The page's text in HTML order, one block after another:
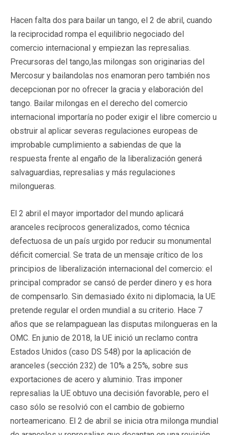
Hacen falta dos para bailar un tango, el 2 de abril, cuando
la reciprocidad rompa el equilibrio negociado del
comercio internacional y empiezan las represalias.
Precursoras del tango,las milongas son originarias del
Mercosur y bailandolas nos enamoran pero también nos
decepcionan por no ofrecer la gracia y elaboración del
tango. Bailar milongas en el derecho del comercio
internacional importaría no poder exigir el libre comercio u
obstruir al aplicar severas regulaciones europeas de
improbable cumplimiento a sabiendas de que la
respuesta frente al engaño de la liberalización generá
salvaguardias, represalias y más regulaciones
milongueras.
El 2 abril el mayor importador del mundo aplicará
aranceles recíprocos generalizados, como técnica
defectuosa de un país urgido por reducir su monumental
déficit comercial. Se trata de un mensaje crítico de los
principios de liberalización internacional del comercio: el
principal comprador se cansó de perder dinero y es hora
de compensarlo. Sin demasiado éxito ni diplomacia, la UE
pretende regular el orden mundial a su criterio. Hace 7
años que se relampaguean las disputas milongueras en la
OMC. En junio de 2018, la UE inició un reclamo contra
Estados Unidos (caso DS 548) por la aplicación de
aranceles (sección 232) de 10% a 25%, sobre sus
exportaciones de acero y aluminio. Tras imponer
represalias la UE obtuvo una decisión favorable, pero el
caso sólo se resolvió con el cambio de gobierno
norteamericano. El 2 de abril se inicia otra milonga mundial